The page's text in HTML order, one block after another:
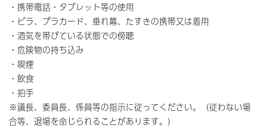
・携帯電話・タブレット等の使用
・ビラ、プラカード、垂れ幕、たすきの携帯又は着用
・酒気を帯びている状態での傍聴
・危険物の持ち込み
・喫煙
・飲食
・拍手
※議長、委員長、係員等の指示に従ってください。（従わない場
合等、退場を命じられることがあります。）